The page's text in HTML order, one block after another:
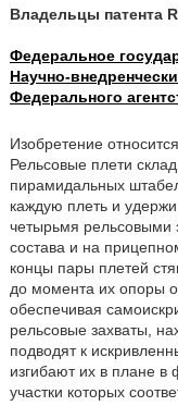
Владельцы патента
Федеральное
Научно-
Федерального
Изобретение
Рельсовые плети
пирамидальных
каждую плеть и
четырьмя рельсовыми
состава и на
концы пары плетей
до момента их опоры
обеспечивая
рельсовые захваты,
подводят к
изгибают их в плане
участки которых